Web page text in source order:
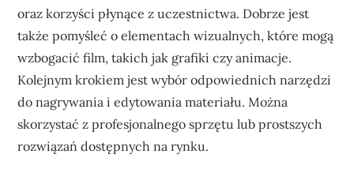
oraz korzyści płynące z uczestnictwa. Dobrze jest
także pomyśleć o elementach wizualnych, które mogą
wzbogacić film, takich jak grafiki czy animacje.
Kolejnym krokiem jest wybór odpowiednich narzędzi
do nagrywania i edytowania materiału. Można
skorzystać z profesjonalnego sprzętu lub prostszych
rozwiązań dostępnych na rynku.